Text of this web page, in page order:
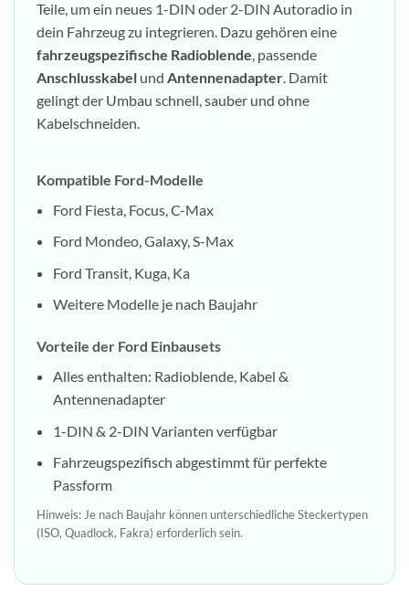
Teile, um ein neues 1-DIN oder 2-DIN Autoradio in
dein Fahrzeug zu integrieren. Dazu gehören eine
fahrzeugspezifische Radioblende , passende
Anschlusskabel und Antennenadapter . Damit
gelingt der Umbau schnell, sauber und ohne
Kabelschneiden.
Kompatible Ford-Modelle
Ford Fiesta, Focus, C-Max
Ford Mondeo, Galaxy, S-Max
Ford Transit, Kuga, Ka
Weitere Modelle je nach Baujahr
Vorteile der Ford Einbausets
Alles enthalten: Radioblende, Kabel &
Antennenadapter
1-DIN & 2-DIN Varianten verfügbar
Fahrzeugspezifisch abgestimmt für perfekte
Passform
Hinweis: Je nach Baujahr können unterschiedliche Steckertypen
(ISO, Quadlock, Fakra) erforderlich sein.